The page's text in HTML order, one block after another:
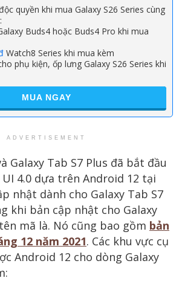
quyền khi mua Galaxy S26 Series cùng
Buds4 hoặc Buds4 Pro khi mua
Watch8 Series khi mua kèm
phụ kiện, ốp lưng Galaxy S26 Series khi
MUA NGAY
ADVERTISEMENT
Galaxy Tab S7 Plus đã bắt đầu
4.0 dựa trên Android 12 tại
nhật dành cho Galaxy Tab S7
khi bản cập nhật cho Galaxy
mã là. Nó cũng bao gồm bản
12 năm 2021. Các khu vực cụ
Android 12 cho dòng Galaxy